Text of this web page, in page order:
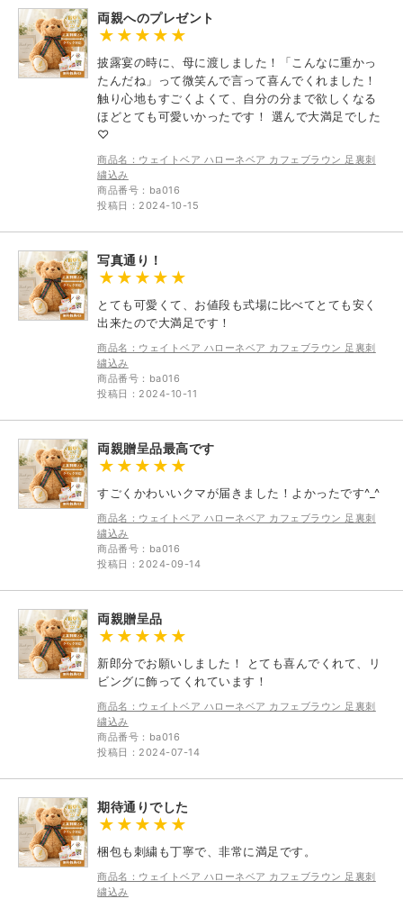
両親へのプレゼント
披露宴の時に、母に渡しました！「こんなに重かっ
たんだね」って微笑んで言って喜んでくれました！
触り心地もすごくよくて、自分の分まで欲しくなる
ほどとても可愛いかったです！ 選んで大満足でした
♡
商品名：ウェイトベア ハローネベア カフェブラウン 足裏刺
繍込み
商品番号：ba016
投稿日：2024-10-15
写真通り！
とても可愛くて、お値段も式場に比べてとても安く
出来たので大満足です！
商品名：ウェイトベア ハローネベア カフェブラウン 足裏刺
繍込み
商品番号：ba016
投稿日：2024-10-11
両親贈呈品最高です
すごくかわいいクマが届きました！よかったです^_^
商品名：ウェイトベア ハローネベア カフェブラウン 足裏刺
繍込み
商品番号：ba016
投稿日：2024-09-14
両親贈呈品
新郎分でお願いしました！ とても喜んでくれて、リ
ビングに飾ってくれています！
商品名：ウェイトベア ハローネベア カフェブラウン 足裏刺
繍込み
商品番号：ba016
投稿日：2024-07-14
期待通りでした
梱包も刺繍も丁寧で、非常に満足です。
商品名：ウェイトベア ハローネベア カフェブラウン 足裏刺
繍込み